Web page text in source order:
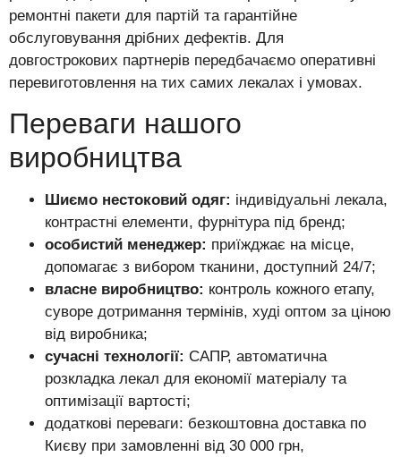
ремонтні пакети для партій та гарантійне
обслуговування дрібних дефектів. Для
довгострокових партнерів передбачаємо оперативні
перевиготовлення на тих самих лекалах і умовах.
Переваги нашого
виробництва
Шиємо нестоковий одяг: індивідуальні лекала,
контрастні елементи, фурнітура під бренд;
особистий менеджер: приїжджає на місце,
допомагає з вибором тканини, доступний 24/7;
власне виробництво: контроль кожного етапу,
суворе дотримання термінів, худі оптом за ціною
від виробника;
сучасні технології: САПР, автоматична
розкладка лекал для економії матеріалу та
оптимізації вартості;
додаткові переваги: безкоштовна доставка по
Києву при замовленні від 30 000 грн,